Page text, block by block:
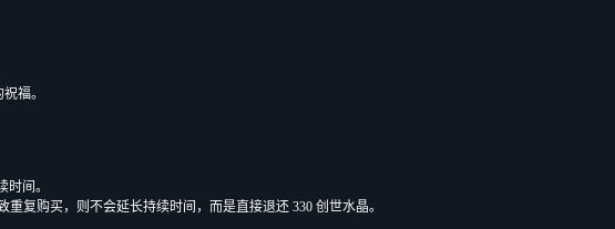
福。
间。
复购买，则不会延长持续时间，而是直接退还 330 创世水晶。